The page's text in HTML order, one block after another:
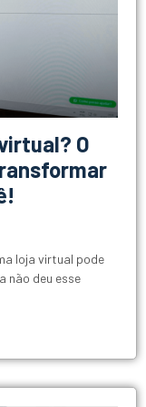
O
loja virtual pode
não deu esse